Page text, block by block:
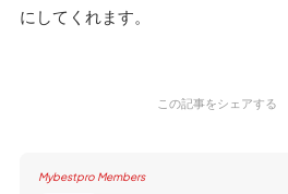
にしてくれます。
この記事をシェアする
Mybestpro Members